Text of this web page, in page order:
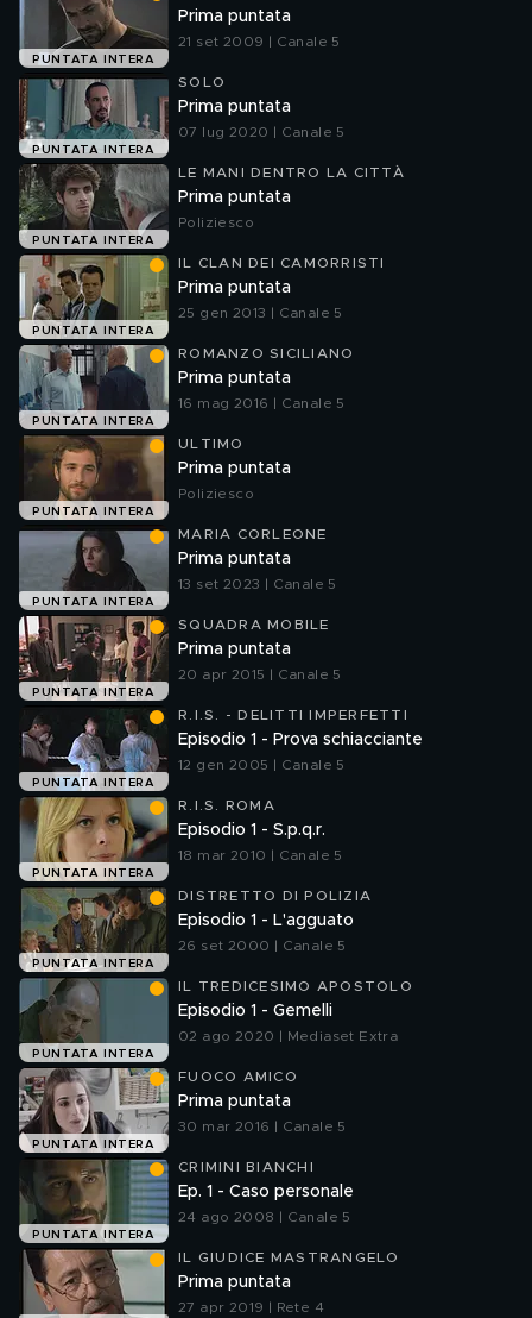
PUNTATA INTERA
Prima puntata
21 set 2009 | Canale 5
PUNTATA INTERA
SOLO
Prima puntata
07 lug 2020 | Canale 5
PUNTATA INTERA
LE MANI DENTRO LA CITTÀ
Prima puntata
Poliziesco
PUNTATA INTERA
IL CLAN DEI CAMORRISTI
Prima puntata
25 gen 2013 | Canale 5
PUNTATA INTERA
ROMANZO SICILIANO
Prima puntata
16 mag 2016 | Canale 5
PUNTATA INTERA
ULTIMO
Prima puntata
Poliziesco
PUNTATA INTERA
MARIA CORLEONE
Prima puntata
13 set 2023 | Canale 5
PUNTATA INTERA
SQUADRA MOBILE
Prima puntata
20 apr 2015 | Canale 5
PUNTATA INTERA
R.I.S. - DELITTI IMPERFETTI
Episodio 1 - Prova schiacciante
12 gen 2005 | Canale 5
PUNTATA INTERA
R.I.S. ROMA
Episodio 1 - S.p.q.r.
18 mar 2010 | Canale 5
PUNTATA INTERA
DISTRETTO DI POLIZIA
Episodio 1 - L'agguato
26 set 2000 | Canale 5
PUNTATA INTERA
IL TREDICESIMO APOSTOLO
Episodio 1 - Gemelli
02 ago 2020 | Mediaset Extra
PUNTATA INTERA
FUOCO AMICO
Prima puntata
30 mar 2016 | Canale 5
PUNTATA INTERA
CRIMINI BIANCHI
Ep. 1 - Caso personale
24 ago 2008 | Canale 5
IL GIUDICE MASTRANGELO
Prima puntata
27 apr 2019 | Rete 4